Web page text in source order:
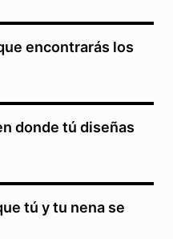
encontrarás los
donde tú diseñas
tú y tu nena se